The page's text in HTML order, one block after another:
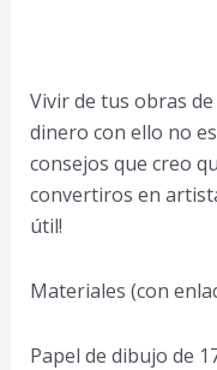
Vivir de tus obras
dinero con ello no
consejos que creo
convertiros en
útil!
Materiales (con
Papel de dibujo de